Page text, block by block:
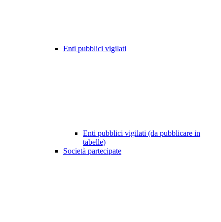
Enti pubblici vigilati
Enti pubblici vigilati (da pubblicare in
tabelle)
Società partecipate